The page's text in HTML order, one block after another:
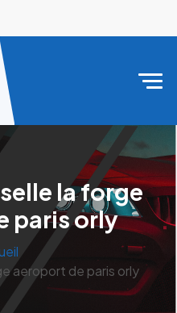
la forge
paris orly
aeroport de paris orly